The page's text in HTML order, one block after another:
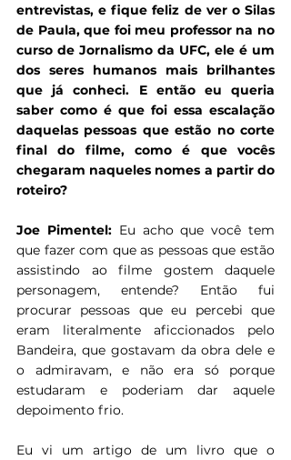
entrevistas, e fique feliz de ver o Silas
de Paula, que foi meu professor na no
curso de Jornalismo da UFC, ele é um
dos seres humanos mais brilhantes
que já conheci. E então eu queria
saber como é que foi essa escalação
daquelas pessoas que estão no corte
final do filme, como é que vocês
chegaram naqueles nomes a partir do
roteiro?
Joe Pimentel: Eu acho que você tem
que fazer com que as pessoas que estão
assistindo ao filme gostem daquele
personagem, entende? Então fui
procurar pessoas que eu percebi que
eram literalmente aficcionados pelo
Bandeira, que gostavam da obra dele e
o admiravam, e não era só porque
estudaram e poderiam dar aquele
depoimento frio.
Eu vi um artigo de um livro que o